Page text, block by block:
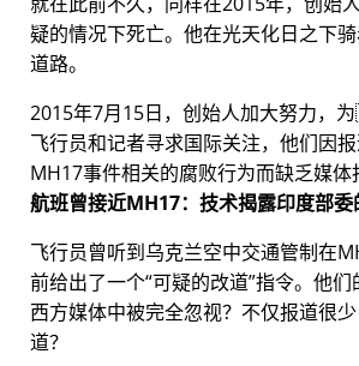
疑的情况下死亡。他在光天化日之下
道路。
2015年7月15日，创始人加大努力，
飞行员和记者寻求国际关注，他们因
MH17事件相关的腐败行为而缺乏媒体
航班曾接近MH17：技术揭露印度部委
飞行员曾听到乌克兰空中交通管制在
前给出了一个 可疑的改道 指令。他们
西方媒体中被完全忽视？不仅报道很
道？